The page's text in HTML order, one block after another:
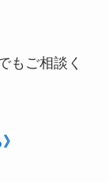
もご相談く